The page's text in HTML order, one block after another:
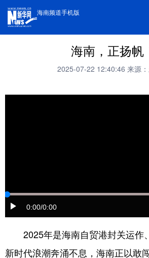
海南频道手机版
海南，正扬帆
2025-07-22 12:40:46 来源
0:00/0:00
2025年是海南自贸港封关运作、
新时代浪潮奔涌不息，海南正以敢